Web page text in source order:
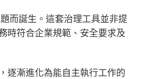
而誕生。這套治理工具並非提
時符合企業規範、安全要求及
逐漸進化為能自主執行工作的